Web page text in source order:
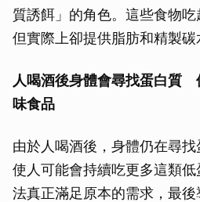
質誘餌」的角色。這些食物吃
但實際上卻提供脂肪和精製碳
人喝酒後身體會尋找蛋白質
味食品
由於人喝酒後，身體仍在尋
使人可能會持續吃更多這類
法真正滿足原本的需求，最